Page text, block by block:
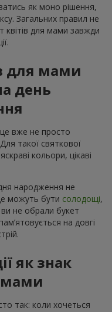
як моно рішення,
Загальних правил не
квітів для мами завжди
для мами
день
вже не просто
такої святкової
кольори, цікаві
народження не
можуть бути солодощі,
не обрали букет
на довгі
як знак
мами
так: коли хочеться